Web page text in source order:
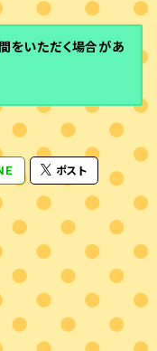
をいただく場合があ
ポスト